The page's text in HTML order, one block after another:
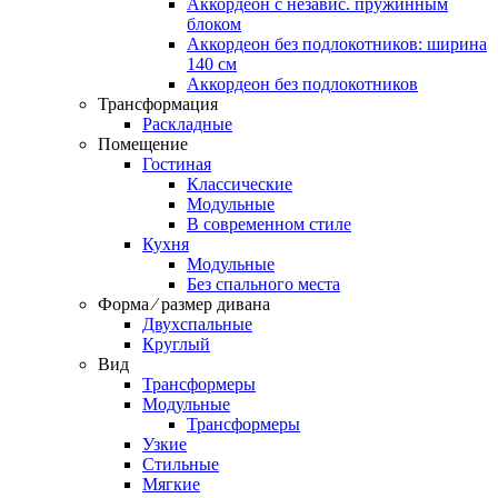
Аккордеон c независ. пружинным
блоком
Аккордеон без подлокотников: ширина
140 см
Аккордеон без подлокотников
Трансформация
Раскладные
Помещение
Гостиная
Классические
Модульные
В современном стиле
Кухня
Модульные
Без спального места
Форма ⁄ размер дивана
Двухспальные
Круглый
Вид
Трансформеры
Модульные
Трансформеры
Узкие
Стильные
Мягкие